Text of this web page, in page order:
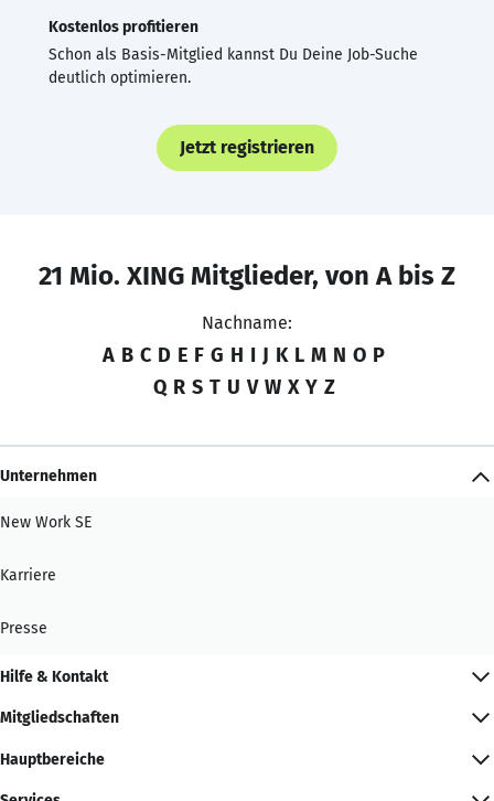
Kostenlos profitieren
Schon als Basis-Mitglied kannst Du Deine Job-Suche
deutlich optimieren.
Jetzt registrieren
21 Mio. XING Mitglieder, von A bis Z
Nachname:
A B C D E F G H I J K L M N O P
Q R S T U V W X Y Z
Unternehmen
New Work SE
Karriere
Presse
Hilfe & Kontakt
Mitgliedschaften
Hauptbereiche